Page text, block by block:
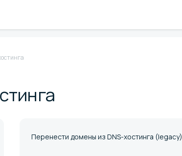
Перенести домены из DNS-хостинга (legacy)